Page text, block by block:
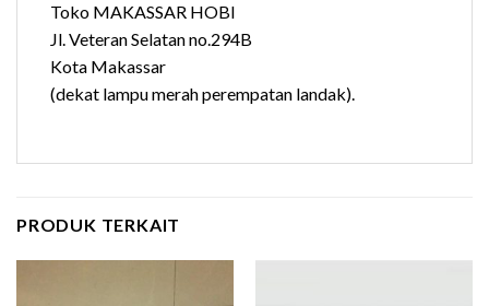
Toko MAKASSAR HOBI
Jl. Veteran Selatan no.294B
Kota Makassar
(dekat lampu merah perempatan landak).
PRODUK TERKAIT